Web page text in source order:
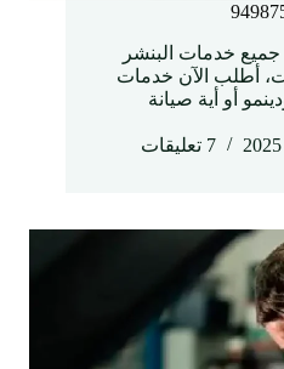
بنشر متنقل حولي 94987536 جميع خدمات البنشر
أطلب الآن خدمات
أو أية صيانة
7 تعليقات